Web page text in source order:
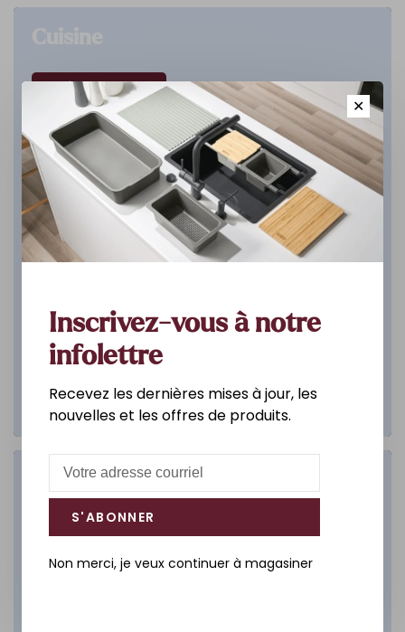
DÉCOUVREZ
Salle de bain
✕
Inscrivez-vous à notre
infolettre
Recevez les dernières mises à jour, les
nouvelles et les offres de produits.
S'ABONNER
Non merci, je veux continuer à magasiner